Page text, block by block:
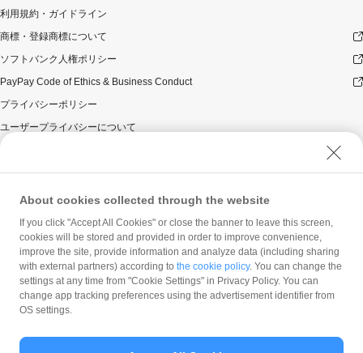
利用規約・ガイドライン
商標・登録商標について
ソフトバンク人権ポリシー
PayPay Code of Ethics & Business Conduct
プライバシーポリシー
ユーザープライバシーについて
ウェブサイト利用規約
反社会的勢力に対する方針
勧誘方針
マネロン等基本方針
カスタマーハラスメントに関する当社の考え方
About cookies collected through the website
If you click "Accept All Cookies" or close the banner to leave this screen,
cookies will be stored and provided in order to improve convenience,
improve the site, provide information and analyze data (including sharing
with external partners) according to the cookie policy. You can change the
settings at any time from "Cookie Settings" in Privacy Policy. You can
change app tracking preferences using the advertisement identifier from
OS settings.